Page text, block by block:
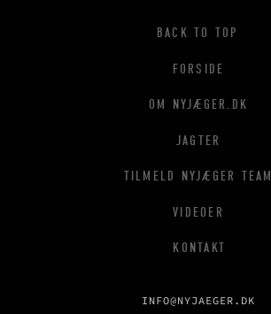
BACK TO TOP
FORSIDE
OM NYJÆGER.DK
JAGTER
TILMELD NYJÆGER TEAM
VIDEOER
KONTAKT
INFO@NYJAEGER.DK